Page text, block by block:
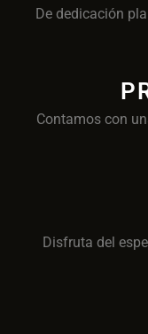
De dedicación
Contamos con
Disfruta del